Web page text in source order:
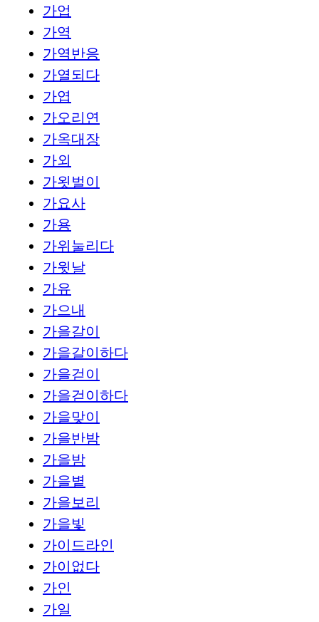
가업
가역
가역반응
가열되다
가엽
가오리연
가옥대장
가외
가욋벌이
가요사
가용
가위눌리다
가윗날
가유
가으내
가을갈이
가을갈이하다
가을걷이
가을걷이하다
가을맞이
가을반밤
가을밤
가을볕
가을보리
가을빛
가이드라인
가이없다
가인
가일